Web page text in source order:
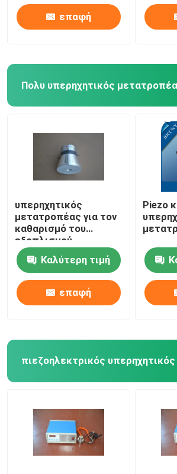
επαφή
υπερηχητικός
μετατροπέας για τον
καθαρισμό του
εξοπλισμού
Καλύτερη τιμή
επαφή
Piezo